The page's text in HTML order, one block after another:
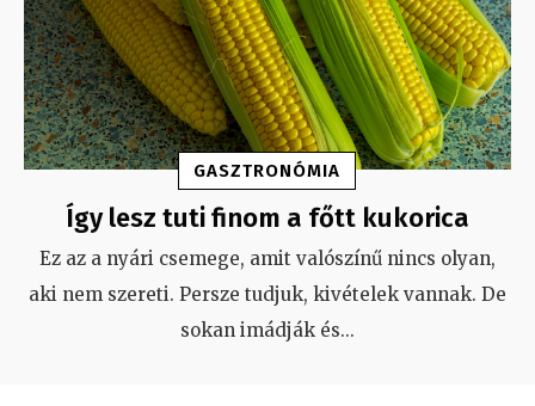
GASZTRONÓMIA
Így lesz tuti finom a főtt kukorica
Ez az a nyári csemege, amit valószínű nincs olyan,
aki nem szereti. Persze tudjuk, kivételek vannak. De
sokan imádják és...